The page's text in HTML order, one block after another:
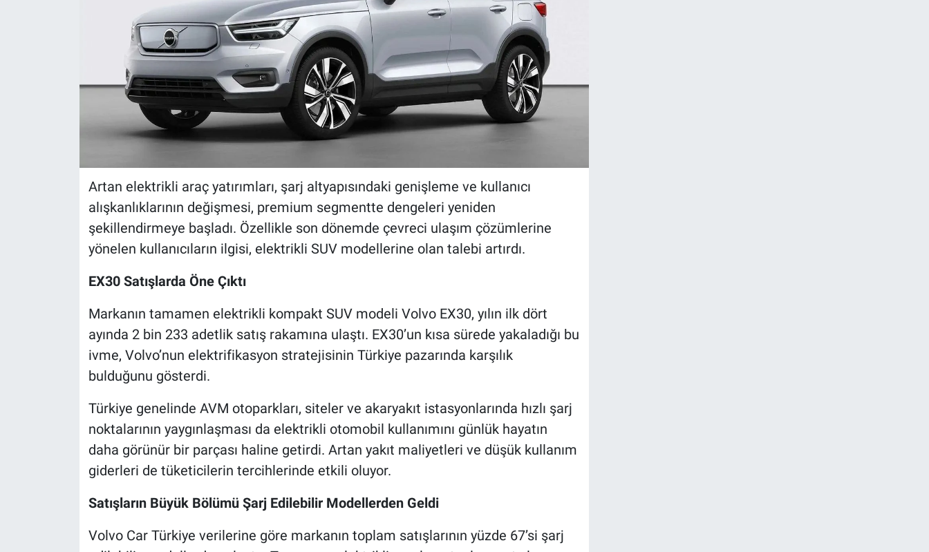
Artan elektrikli araç yatırımları, şarj altyapısındaki genişleme ve kullanıcı
alışkanlıklarının değişmesi, premium segmentte dengeleri yeniden
şekillendirmeye başladı. Özellikle son dönemde çevreci ulaşım çözümlerine
yönelen kullanıcıların ilgisi, elektrikli SUV modellerine olan talebi artırdı.
EX30 Satışlarda Öne Çıktı
Markanın tamamen elektrikli kompakt SUV modeli Volvo EX30, yılın ilk dört
ayında 2 bin 233 adetlik satış rakamına ulaştı. EX30’un kısa sürede yakaladığı bu
ivme, Volvo’nun elektrifikasyon stratejisinin Türkiye pazarında karşılık
bulduğunu gösterdi.
Türkiye genelinde AVM otoparkları, siteler ve akaryakıt istasyonlarında hızlı şarj
noktalarının yaygınlaşması da elektrikli otomobil kullanımını günlük hayatın
daha görünür bir parçası haline getirdi. Artan yakıt maliyetleri ve düşük kullanım
giderleri de tüketicilerin tercihlerinde etkili oluyor.
Satışların Büyük Bölümü Şarj Edilebilir Modellerden Geldi
Volvo Car Türkiye verilerine göre markanın toplam satışlarının yüzde 67’si şarj